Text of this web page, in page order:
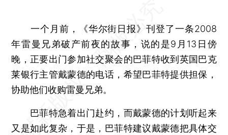
一个月前，《华尔街日报》刊登了一条2008
年雷曼兄弟破产前夜的故事，说的是9月13日傍
晚，正要出门参加社交聚会的巴菲特收到英国巴克
莱银行主管戴蒙德的电话，希望巴菲特提供担保，
协助他们收购雷曼兄弟。
巴菲特急着出门赴约，而戴蒙德的计划听起来
又是如此复杂，于是，巴菲特建议戴蒙德把具体交